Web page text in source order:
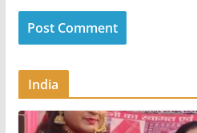
India